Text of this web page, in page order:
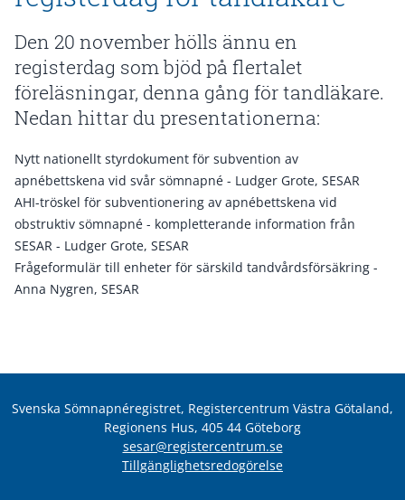
Den 20 november hölls ännu en
registerdag som bjöd på flertalet
föreläsningar, denna gång för tandläkare.
Nedan hittar du presentationerna:
Nytt nationellt styrdokument för subvention av
apnébettskena vid svår sömnapné - Ludger Grote, SESAR
AHI-tröskel för subventionering av apnébettskena vid
obstruktiv sömnapné - kompletterande information från
SESAR - Ludger Grote, SESAR
Frågeformulär till enheter för särskild tandvårdsförsäkring -
Anna Nygren, SESAR
Svenska Sömnapnéregistret, Registercentrum Västra Götaland,
Regionens Hus, 405 44 Göteborg
sesar@registercentrum.se
Tillgänglighetsredogörelse